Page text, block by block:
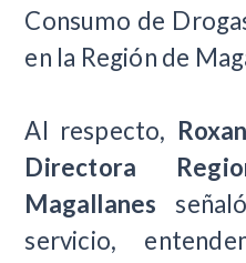
Consumo de
en la Región de
Al respecto,
Directora
Magallanes
servicio,